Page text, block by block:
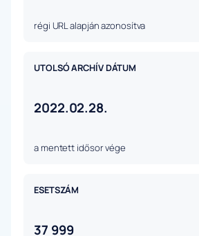
régi URL alapján azonosítva
UTOLSÓ ARCHÍV DÁTUM
2022.02.28.
a mentett idősor vége
ESETSZÁM
37 999